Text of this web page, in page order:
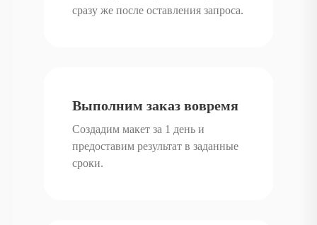
сразу же после оставления запроса.
Выполним заказ вовремя
Создадим макет за 1 день и
предоставим результат в заданные
сроки.